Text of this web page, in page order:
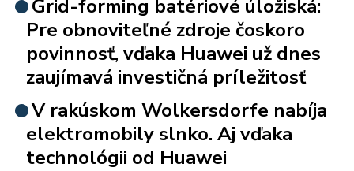
Grid-forming batériové úložiská:
Pre obnoviteľné zdroje čoskoro
povinnosť, vďaka Huawei už dnes
zaujímavá investičná príležitosť
V rakúskom Wolkersdorfe nabíja
elektromobily slnko. Aj vďaka
technológii od Huawei